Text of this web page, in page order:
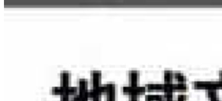
AIコンテンツ生産工場
CTO as a Service (技術アドバイザリー)